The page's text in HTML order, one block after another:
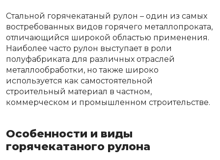
Стальной горячекатаный рулон – один из самых
востребованных видов горячего металлопроката,
отличающийся широкой областью применения.
Наиболее часто рулон выступает в роли
полуфабриката для различных отраслей
металлообработки, но также широко
используется как самостоятельной
строительный материал в частном,
коммерческом и промышленном строительстве.
Особенности и виды
горячекатаного рулона